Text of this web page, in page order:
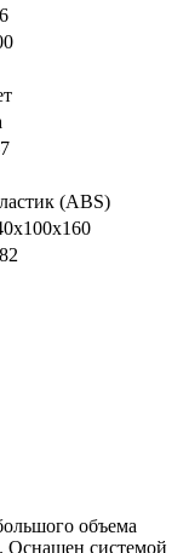
(ABS)
объема
Оснащен системой